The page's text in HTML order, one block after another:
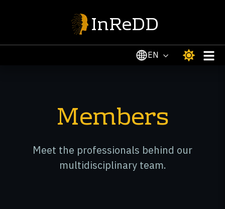
InReDD
EN
Members
Meet the professionals behind our
multidisciplinary team.